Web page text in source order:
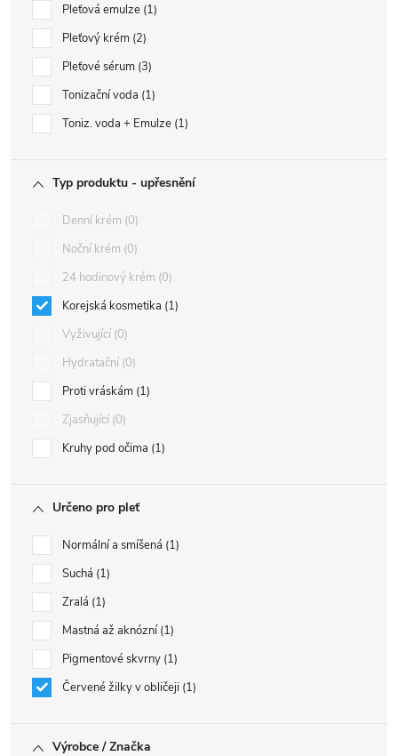
Pleťová emulze 1
Pleťový krém 2
Pleťové sérum 3
Tonizační voda 1
Toniz. voda + Emulze 1
Typ produktu - upřesnění
Denní krém 0
Noční krém 0
24 hodinový krém 0
Korejská kosmetika 1
Vyživující 0
Hydratační 0
Proti vráskám 1
Zjasňující 0
Kruhy pod očima 1
Určeno pro pleť
Normální a smíšená 1
Suchá 1
Zralá 1
Mastná až aknózní 1
Pigmentové skvrny 1
Červené žilky v obličeji 1
Výrobce / Značka